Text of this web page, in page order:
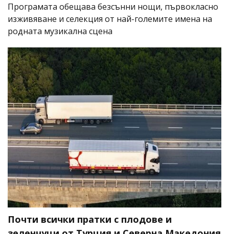
Програмата обещава безсънни нощи, първокласно
изживяване и селекция от най-големите имена на
родната музикална сцена
Почти всички пратки с плодове и